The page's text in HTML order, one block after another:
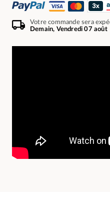
Votre commande sera
Demain, Vendredi 07 août